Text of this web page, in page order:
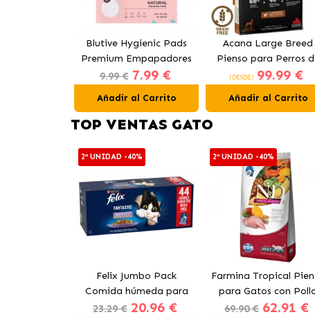
Blutive Hygienic Pads
Premium Empapadores
para Perros 60x60 cm
9.99 € 7.99 €
Añadir al Carrito
Acana Large Breed
Pienso para Perros
Razas Grandes con
(DESDE) 99.99 €
Añadir al Carrito
TOP VENTAS GATO
2ª UNIDAD -40%
Felix Jumbo Pack
Comida húmeda para
Gatos en Gelatina Buey,
23.29 € 20.96 €
2ª UNIDAD -40%
Farmina Tropical
para Gatos con
69.90 € 62.91 €